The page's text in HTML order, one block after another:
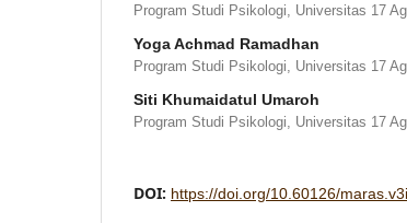
Program Studi Psikologi, Universitas 17
Yoga Achmad Ramadhan
Program Studi Psikologi, Universitas 17
Siti Khumaidatul Umaroh
Program Studi Psikologi, Universitas 17
DOI: https://doi.org/10.60126/